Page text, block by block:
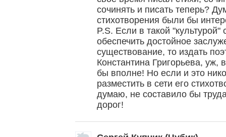
сочинять и писать теперь?
стихотворения были бы
P.S. Если в такой "культурой"
обеспечить достойное
существование, то издать
Константина Григорьева,
бы вполне! Но если и это
разместить в сети его
думаю, не составило бы
дорог!